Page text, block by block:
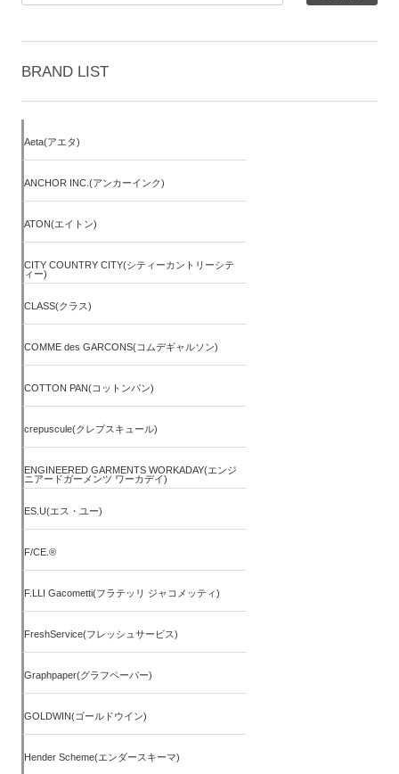
BRAND LIST
Aeta(アエタ)
ANCHOR INC.(アンカーインク)
ATON(エイトン)
CITY COUNTRY CITY(シティーカントリーシテ
ィー)
CLASS(クラス)
COMME des GARCONS(コムデギャルソン)
COTTON PAN(コットンパン)
crepuscule(クレプスキュール)
ENGINEERED GARMENTS WORKADAY(エンジ
ニアードガーメンツ ワーカデイ)
ES.U(エス・ユー)
F/CE.®
F.LLI Gacometti(フラテッリ ジャコメッティ)
FreshService(フレッシュサービス)
Graphpaper(グラフペーパー)
GOLDWIN(ゴールドウイン)
Hender Scheme(エンダースキーマ)